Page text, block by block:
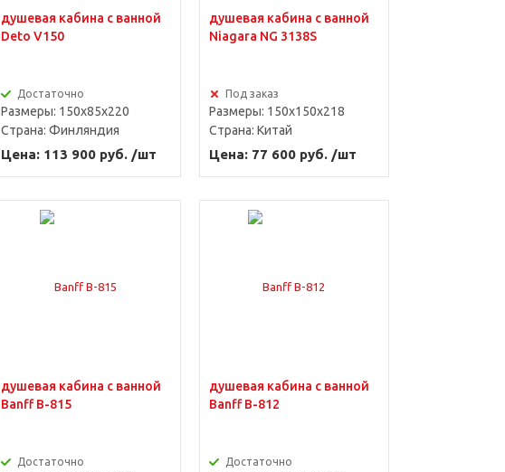
душевая кабина с ванной
Deto V150
Достаточно
Размеры: 150x85x220
Страна: Финляндия
Цена: 113 900 руб. /шт
душевая кабина с ванной
Niagara NG 3138S
Под заказ
Размеры: 150x150x218
Страна: Китай
Цена: 77 600 руб. /шт
душевая кабина с ванной
Banff B-815
Достаточно
душевая кабина с ванной
Banff B-812
Достаточно